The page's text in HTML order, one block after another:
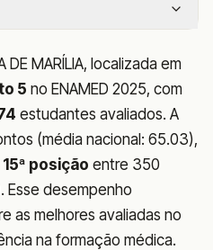
DE MARÍLIA, localizada em
5 no ENAMED 2025, com
estudantes avaliados. A
(média nacional: 65.03),
15ª posição entre 350
Esse desempenho
as melhores avaliadas no
na formação médica.